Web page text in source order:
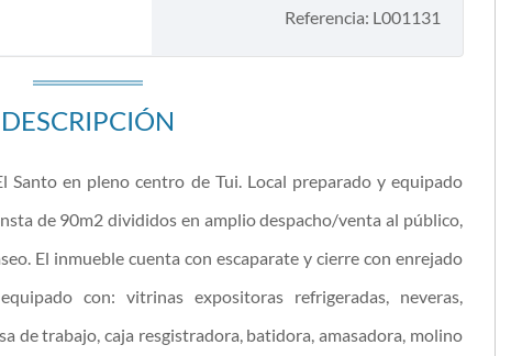
Referencia: L001131
DESCRIPCIÓN
Santo en pleno centro de Tui. Local preparado y equipado
de 90m2 divididos en amplio despacho/venta al público,
El inmueble cuenta con escaparate y cierre con enrejado
con: vitrinas expositoras refrigeradas, neveras,
de trabajo, caja resgistradora, batidora, amasadora, molino